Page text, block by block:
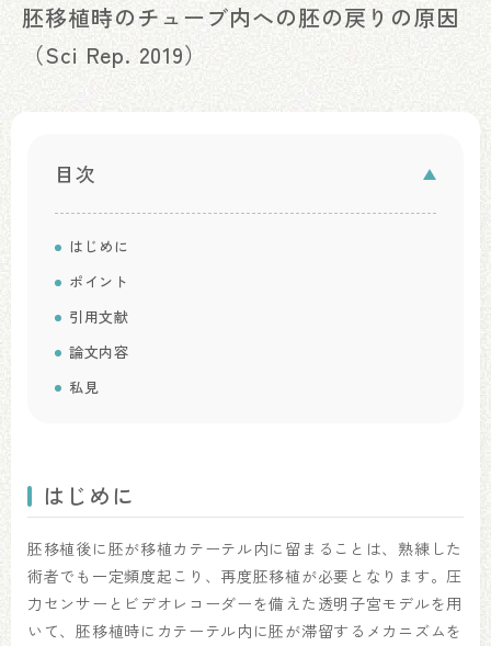
胚移植時のチューブ内への胚の戻りの原因
（Sci Rep. 2019）
目次
はじめに
ポイント
引用文献
論文内容
私見
はじめに
胚移植後に胚が移植カテーテル内に留まることは、熟練した
術者でも一定頻度起こり、再度胚移植が必要となります。圧
力センサーとビデオレコーダーを備えた透明子宮モデルを用
いて、胚移植時にカテーテル内に胚が滞留するメカニズムを